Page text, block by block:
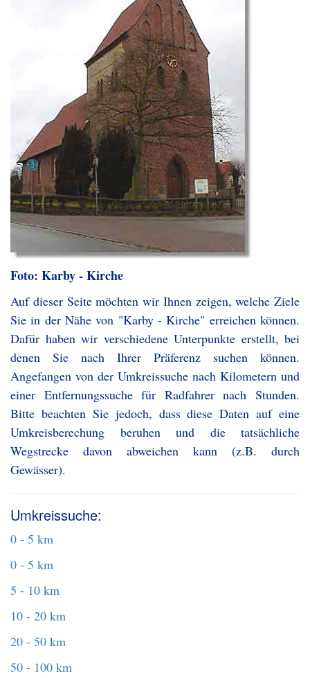
Foto: Karby - Kirche
Auf dieser Seite möchten wir Ihnen zeigen, welche Ziele
Sie in der Nähe von "Karby - Kirche" erreichen können.
Dafür haben wir verschiedene Unterpunkte erstellt, bei
denen Sie nach Ihrer Präferenz suchen können.
Angefangen von der Umkreissuche nach Kilometern und
einer Entfernungssuche für Radfahrer nach Stunden.
Bitte beachten Sie jedoch, dass diese Daten auf eine
Umkreisberechung beruhen und die tatsächliche
Wegstrecke davon abweichen kann (z.B. durch
Gewässer).
Umkreissuche:
0 - 5 km
0 - 5 km
5 - 10 km
10 - 20 km
20 - 50 km
50 - 100 km